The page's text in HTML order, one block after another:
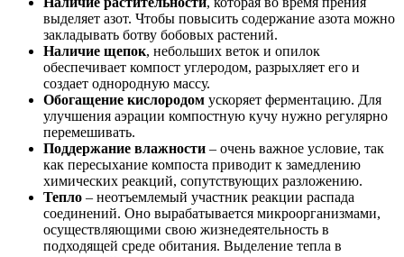
выделяет азот. Чтобы повысить содержание азота можно
закладывать ботву бобовых растений.
Наличие щепок, небольших веток и опилок
обеспечивает компост углеродом, разрыхляет его и
создает однородную массу.
Обогащение кислородом ускоряет ферментацию. Для
улучшения аэрации компостную кучу нужно регулярно
перемешивать.
Поддержание влажности – очень важное условие, так
как пересыхание компоста приводит к замедлению
химических реакций, сопутствующих разложению.
Тепло – неотъемлемый участник реакции распада
соединений. Оно вырабатывается микроорганизмами,
осуществляющими свою жизнедеятельность в
подходящей среде обитания. Выделение тепла в